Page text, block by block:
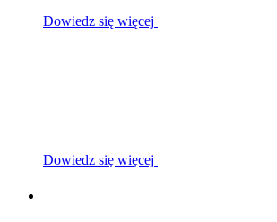
Dowiedz się więcej
Dowiedz się więcej